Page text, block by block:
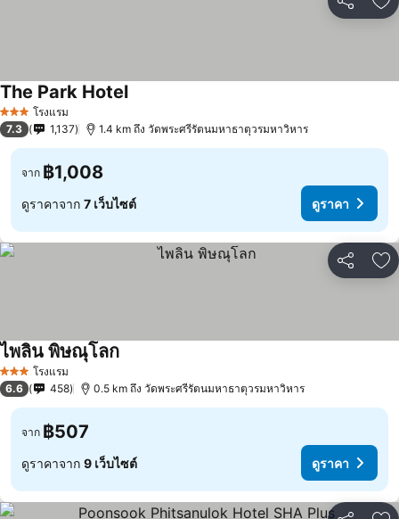
แชร์ เ
3 ดาว โรงแรม
The Park Hotel
7.3 1,137 1.4 km ถึง วัดพระศรีรัตนมหาธาตุวรมหาวิหาร
จาก ฿1,008
ดูราคาจาก 7 เว็บไซต์ ดูราคา
แชร์ เ
3 ดาว โรงแรม
ไพลิน พิษณุโลก
6.6 458 0.5 km ถึง วัดพระศรีรัตนมหาธาตุวรมหาวิหาร
จาก ฿507
ดูราคาจาก 9 เว็บไซต์ ดูราคา